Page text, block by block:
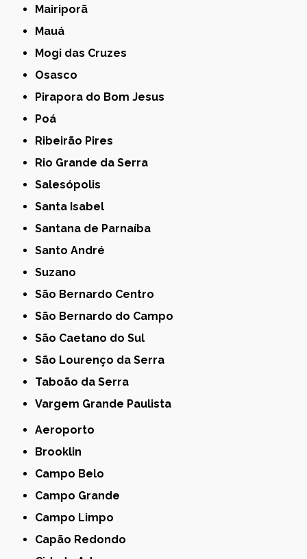
Mairiporã
Mauá
Mogi das Cruzes
Osasco
Pirapora do Bom Jesus
Poá
Ribeirão Pires
Rio Grande da Serra
Salesópolis
Santa Isabel
Santana de Parnaíba
Santo André
Suzano
São Bernardo Centro
São Bernardo do Campo
São Caetano do Sul
São Lourenço da Serra
Taboão da Serra
Vargem Grande Paulista
Aeroporto
Brooklin
Campo Belo
Campo Grande
Campo Limpo
Capão Redondo